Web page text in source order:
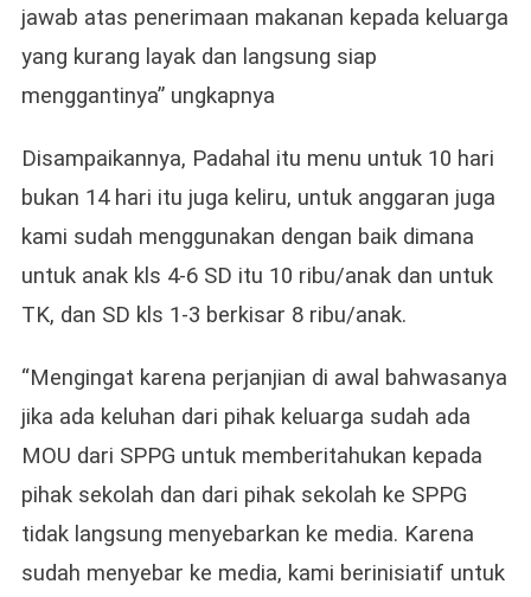
jawab atas penerimaan makanan kepada keluarga
yang kurang layak dan langsung siap
menggantinya” ungkapnya
Disampaikannya, Padahal itu menu untuk 10 hari
bukan 14 hari itu juga keliru, untuk anggaran juga
kami sudah menggunakan dengan baik dimana
untuk anak kls 4-6 SD itu 10 ribu/anak dan untuk
TK, dan SD kls 1-3 berkisar 8 ribu/anak.
“Mengingat karena perjanjian di awal bahwasanya
jika ada keluhan dari pihak keluarga sudah ada
MOU dari SPPG untuk memberitahukan kepada
pihak sekolah dan dari pihak sekolah ke SPPG
tidak langsung menyebarkan ke media. Karena
sudah menyebar ke media, kami berinisiatif untuk